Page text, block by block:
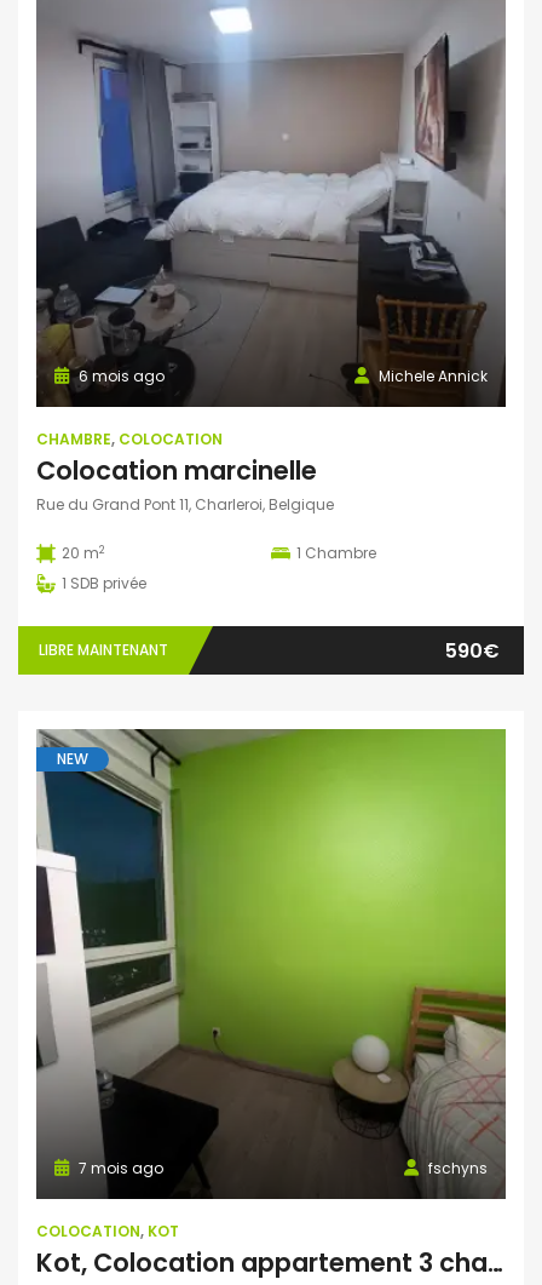
Michele Annick
6 mois ago
CHAMBRE, COLOCATION
Colocation marcinelle
Rue du Grand Pont 11, Charleroi, Belgique
20 m2 1 Chambre
1 SDB privée
LIBRE MAINTENANT 590€
NEW
fschyns
7 mois ago
COLOCATION, KOT
Kot, Colocation appartement 3 chambres